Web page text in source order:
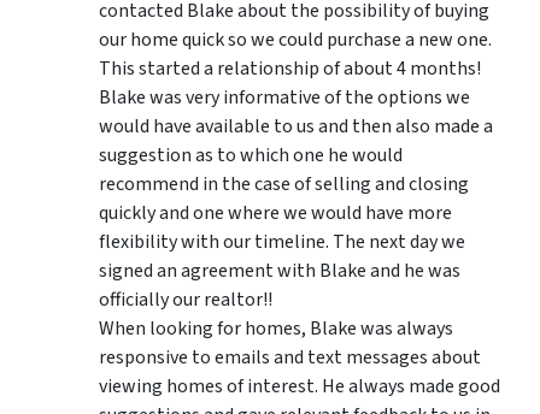
contacted Blake about the possibility of buying
our home quick so we could purchase a new one.
This started a relationship of about 4 months!
Blake was very informative of the options we
would have available to us and then also made a
suggestion as to which one he would
recommend in the case of selling and closing
quickly and one where we would have more
flexibility with our timeline. The next day we
signed an agreement with Blake and he was
officially our realtor!!
When looking for homes, Blake was always
responsive to emails and text messages about
viewing homes of interest. He always made good